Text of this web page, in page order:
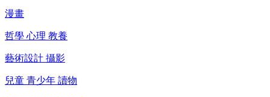
漫畫
哲學 心理 教養
藝術設計 攝影
兒童 青少年 讀物